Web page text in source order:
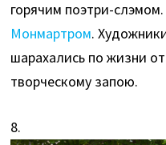
горячим поэтри-
Монмартром.
шарахались по жизни
творческому запою.
8.